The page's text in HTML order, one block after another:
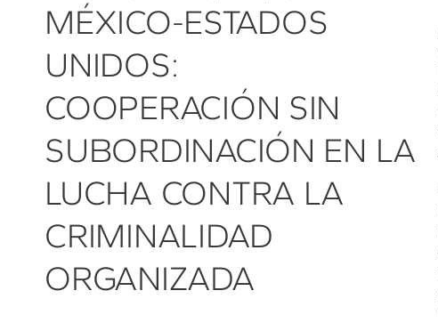
MÉXICO-ESTADOS
UNIDOS:
COOPERACIÓN SIN
SUBORDINACIÓN EN LA
LUCHA CONTRA LA
CRIMINALIDAD
ORGANIZADA